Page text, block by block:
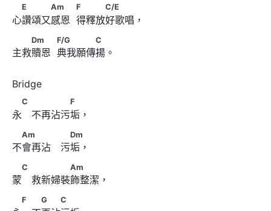
E　　　Am　　            F　　　C/E
E Am F C/E
心讚頌又感恩  得釋放好歌唱，
Dm　　            F/G　　　　C
Dm F/G C
主救贖恩  典我願傳揚。
C 　　　　F
C F
永　不再沾污垢，
Am　　　 　Dm
Am Dm
不會再沾　污垢，
C 　　　　Am
C Am
蒙　救新婦裝飾整潔，
F 　G　　C
F G C